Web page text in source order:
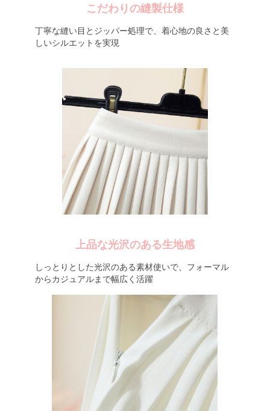
こだわりの縫製仕様
丁寧な縫い目とジッパー処理で、着心地の良さと美
しいシルエットを実現
上品な光沢のある生地感
しっとりとした光沢のある素材使いで、フォーマル
からカジュアルまで幅広く活躍